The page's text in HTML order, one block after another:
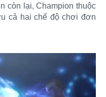
còn lại, Champion thuộc
cả hai chế độ chơi đơn